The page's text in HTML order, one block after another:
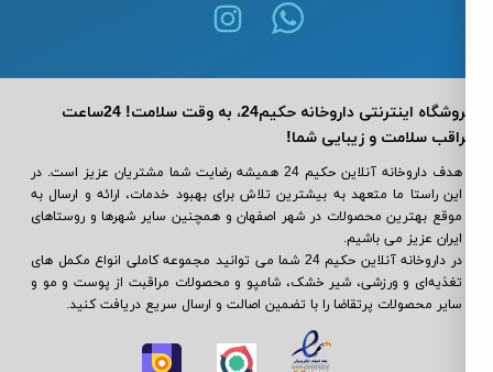
فروشگاه اینترنتی داروخانه حکیم24، به وقت سلامت! 24ساعت
سلامت و زیبایی شما!
هدف داروخانه آنلاین حکیم 24 همیشه رضایت شما مشتریان عزیز است. در
این راستا ما متعهد به بیشترین تلاش برای بهبود خدمات، ارائه و ارسال به
موقع بهترین محصولات در شهر اصفهان و همچنین سایر شهرها و روستاهای
ایران عزیز می باشیم.
در داروخانه آنلاین حکیم 24 شما می ‌توانید مجموعه کاملی انواع مکمل‌ های
تغذیه‌ای و ورزشی، شیر خشک، شامپو و محصولات مراقبت از پوست و مو و
سایر محصولات پرتقاضا را با تضمین اصالت و ارسال سریع دریافت کنید.